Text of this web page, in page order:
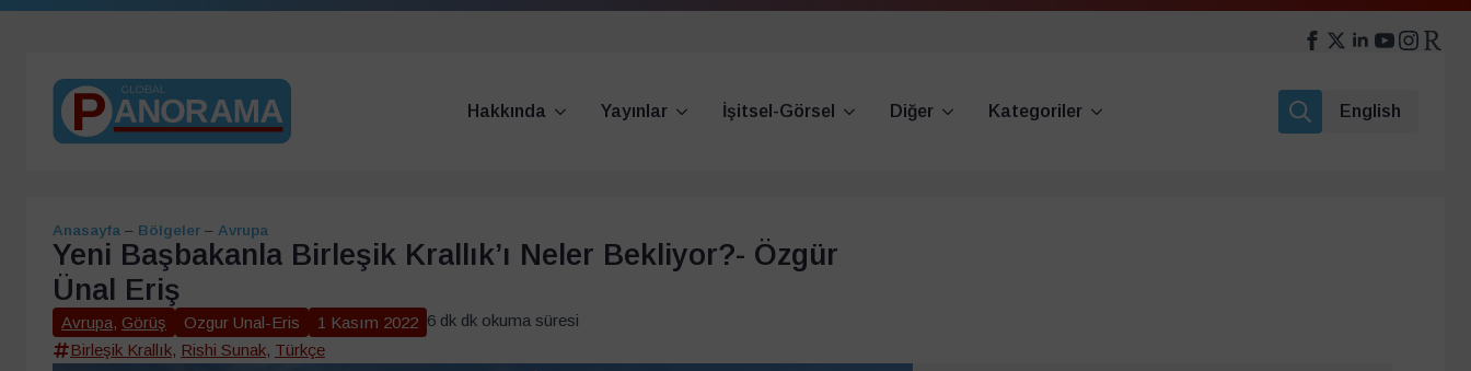
Hakkında Yayınlar İşitsel-Görsel Diğer
Kategoriler
English
Anasayfa – Bölgeler – Avrupa
Yeni Başbakanla Birleşik Krallık’ı Neler Bekliyor?- Özgür
Ünal Eriş
Avrupa, Görüş Ozgur Unal-Eris 1 Kasım 2022 6 dk dk okuma süresi
Birleşik Krallık, Rishi Sunak, Türkçe